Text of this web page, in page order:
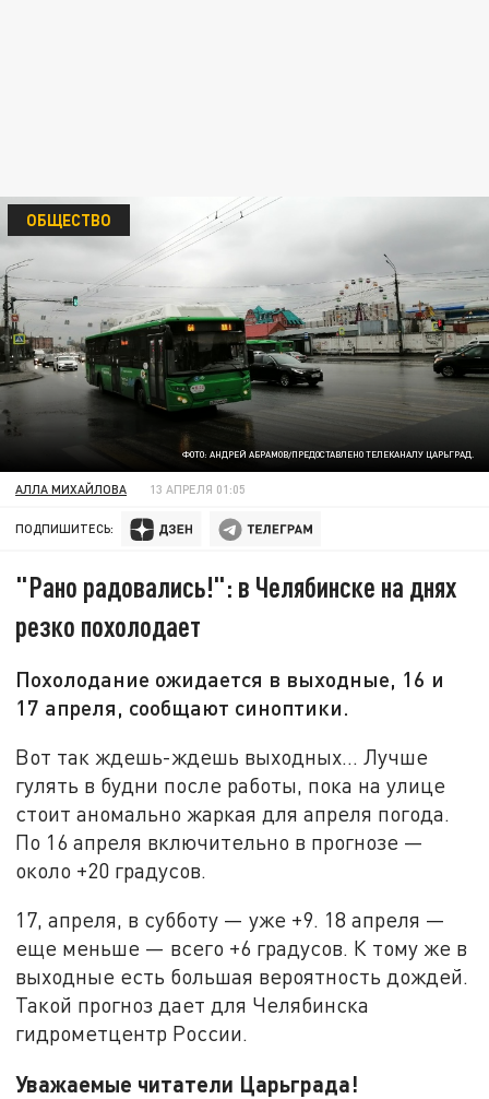
ФОТО: АНДРЕЙ АБРАМОВ/ПРЕДОСТАВЛЕНО ТЕЛЕКАНАЛУ ЦАРЬГРАД.
ОБЩЕСТВО
АЛЛА МИХАЙЛОВА 13 АПРЕЛЯ 01:05
ПОДПИШИТЕСЬ:
"Рано радовались!": в Челябинске на днях
резко похолодает
Похолодание ожидается в выходные, 16 и
17 апреля, сообщают синоптики.
Вот так ждешь-ждешь выходных… Лучше
гулять в будни после работы, пока на улице
стоит аномально жаркая для апреля погода.
По 16 апреля включительно в прогнозе —
около +20 градусов.
17, апреля, в субботу — уже +9. 18 апреля —
еще меньше — всего +6 градусов. К тому же в
выходные есть большая вероятность дождей.
Такой прогноз дает для Челябинска
гидрометцентр России.
Уважаемые читатели Царьграда!